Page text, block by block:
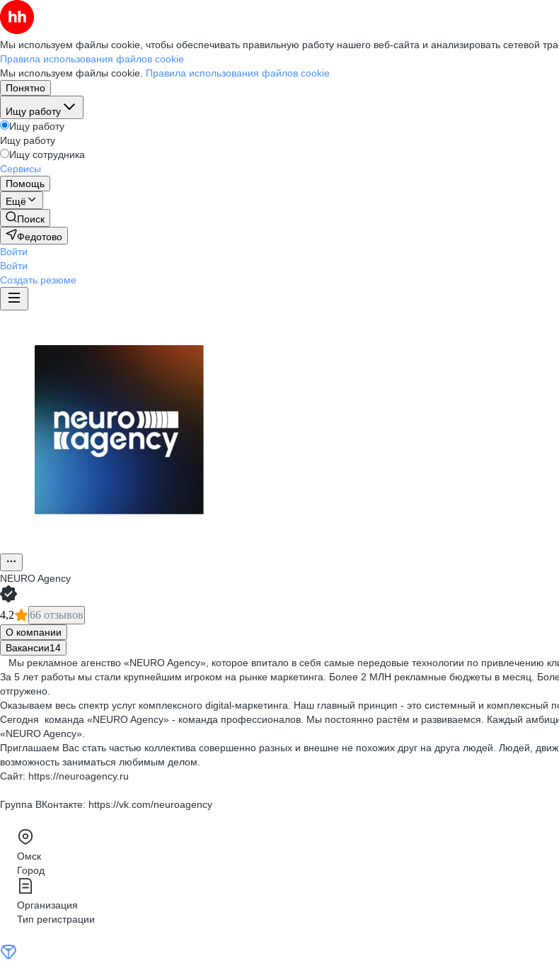
Мы используем файлы cookie, чтобы обеспечивать правильную работу нашего веб-сайта и анализировать сетевой
Правила использования файлов cookie
Мы используем файлы cookie. Правила использования файлов cookie
Понятно
Ищу работу
Ищу работу
Ищу работу
Ищу сотрудника
Сервисы
Помощь
Ещё
Поиск
Федотово
Войти
Войти
Создать резюме
NEURO Agency
4,2 66 отзывов
О компании
Вакансии14
Мы рекламное агенство «NEURO Agency», которое впитало в себя самые передовые технологии по привлечению
За 5 лет работы мы стали крупнейшим игроком на рынке маркетинга. Более 2 МЛН рекламные бюджеты в месяц.
отгружено.
Оказываем весь спектр услуг комплексного digital-маркетинга. Наш главный принцип - это системный и комплексный
Сегодня команда «NEURO Agency» - команда профессионалов. Мы постоянно растём и развиваемся. Каждый
«NEURO Agency».
Приглашаем Вас стать частью коллектива совершенно разных и внешне не похожих друг на друга людей. Людей,
возможность заниматься любимым делом.
Сайт: https://neuroagency.ru
Группа ВКонтакте: https://vk.com/neuroagency
Омск
Город
Организация
Тип регистрации